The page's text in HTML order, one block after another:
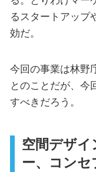
るスタートアップ
効だ。
今回の事業は林野
とのことだが、今
すべきだろう。
空間デザ
ー、コン